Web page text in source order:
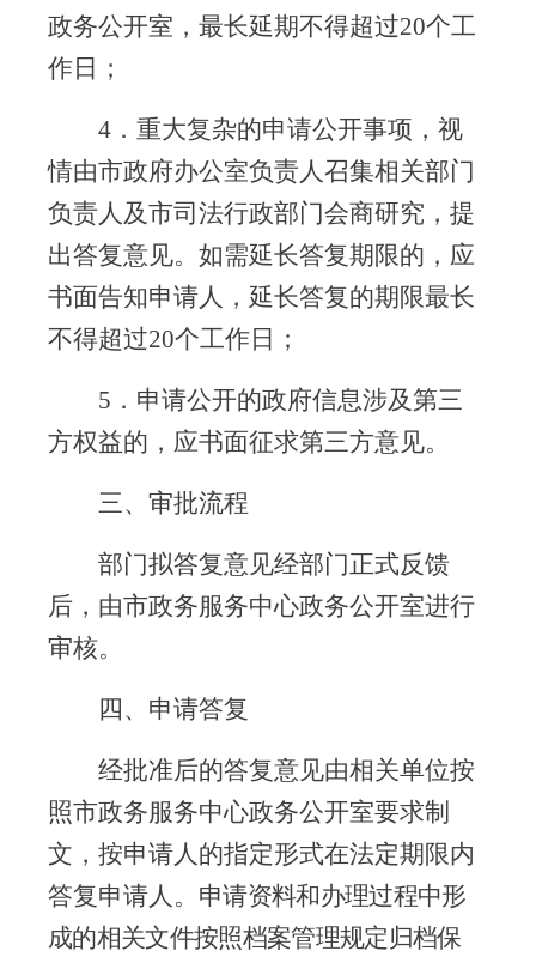
政务公开室，最长延期不得超过20个工
作日；
4 ．重大复杂的申请公开事项，视
情由市政府办公室负责人召集相关部门
负责人及市司法行政部门会商研究，提
出答复意见。如需延长答复期限的，应
书面告知申请人，延长答复的期限最长
不得超过20个工作日；
5 ．申请公开的政府信息涉及第三
方权益的，应书面征求第三方意见。
三、审批流程
部门拟答复意见经部门正式反馈
后，由市政务服务中心政务公开室进行
审核。
四、申请答复
经批准后的答复意见由相关单位按
照市政务服务中心政务公开室要求制
文，按申请人的指定形式在法定期限内
答复申请人。 申请资料和办理过程中形
成的相关文件按照档案管理规定归档保